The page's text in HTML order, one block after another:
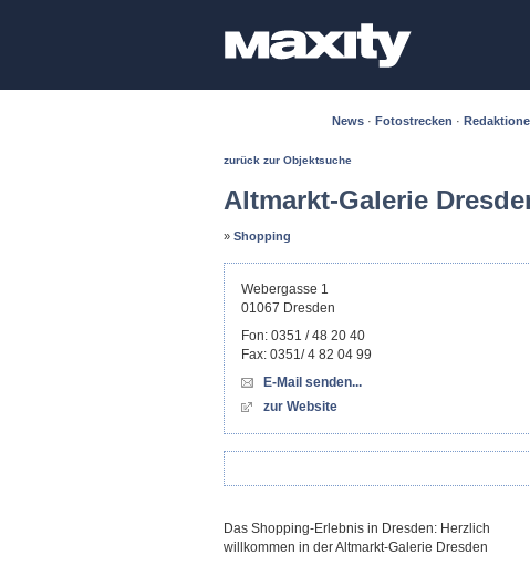
News · Fotostrecken ·
zurück zur Objektsuche
Altmarkt-Galerie
» Shopping
Webergasse 1
01067 Dresden
Fon: 0351 / 48 20 40
Fax: 0351/ 4 82 04 99
E-Mail senden...
zur Website
Das Shopping-Erlebnis in Dresden: Herzlich
willkommen in der Altmarkt-Galerie Dresden